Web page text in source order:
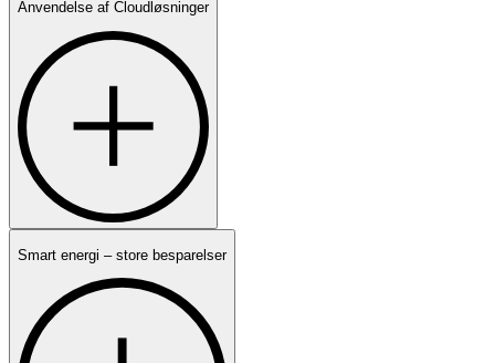
Anvendelse af Cloudløsninger
Smart energi – store besparelser